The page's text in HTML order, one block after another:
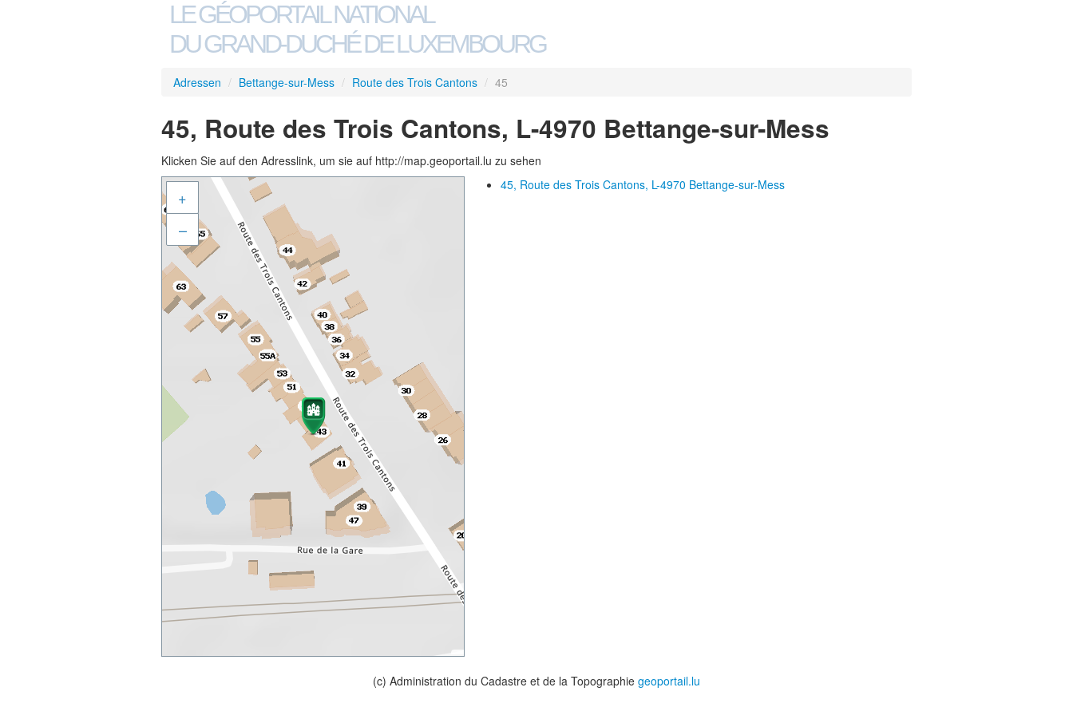
LE GÉOPORTAIL NATIONAL
DU GRAND-DUCHÉ DE LUXEMBOURG
Adressen / Bettange-sur-Mess / Route des Trois Cantons / 45
45, Route des Trois Cantons, L-4970 Bettange-sur-Mess
Klicken Sie auf den Adresslink, um sie auf http://map.geoportail.lu zu sehen
+
–
45, Route des Trois Cantons, L-4970 Bettange-sur-Mess
(c) Administration du Cadastre et de la Topographie geoportail.lu